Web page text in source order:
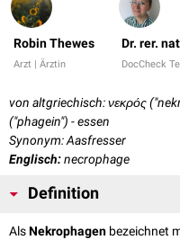
Robin Thewes
Arzt | Ärztin
Dr. rer.
DocCheck
von altgriechisch: νεκρός
("phagein") - essen
Synonym: Aasfresser
Englisch:necrophage
Definition
AlsNekrophagen bezeichnet